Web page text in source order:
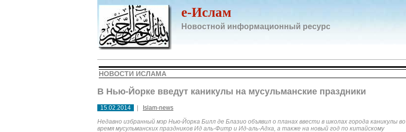
e-Ислам
Новостной информационный ресурс
НОВОСТИ ИСЛАМА
В Нью-Йорке введут каникулы на мусульманские праздники
15.02.2014
Islam-news
Недавно избранный мэр Нью-Йорка Билл де Блазио объявил о планах ввести в школах города каникулы во
время мусульманских праздников Ид аль-Фитр и Ид-аль-Адха, а также на новый год по китайскому